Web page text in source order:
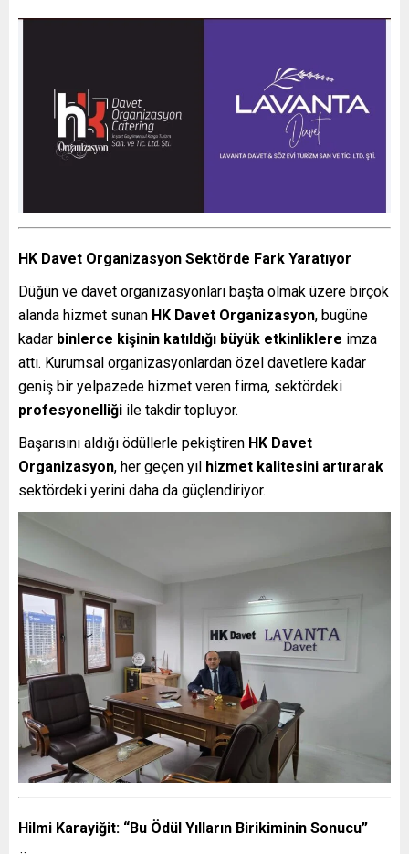
HK Davet Organizasyon Sektörde Fark Yaratıyor
Düğün ve davet organizasyonları başta olmak üzere birçok
alanda hizmet sunan HK Davet Organizasyon, bugüne
kadar binlerce kişinin katıldığı büyük etkinliklere imza
attı. Kurumsal organizasyonlardan özel davetlere kadar
geniş bir yelpazede hizmet veren firma, sektördeki
profesyonelliği ile takdir topluyor.
Başarısını aldığı ödüllerle pekiştiren HK Davet
Organizasyon, her geçen yıl hizmet kalitesini artırarak
sektördeki yerini daha da güçlendiriyor.
Hilmi Karayiğit: “Bu Ödül Yılların Birikiminin Sonucu”